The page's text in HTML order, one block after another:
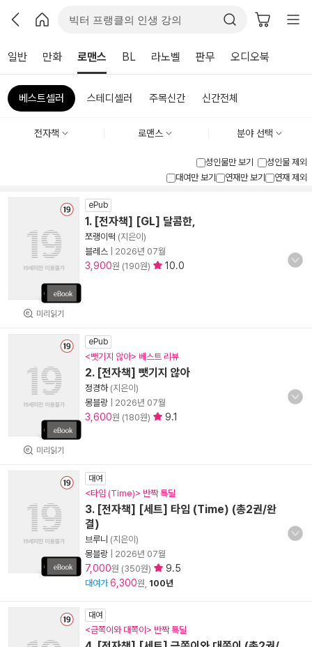
일반 만화 로맨스 BL 라노벨 판무 오디오북
베스트셀러 스테디셀러 주목신간 신간전체
전자책 로맨스 분야 선택
성인물만 보기
성인물 제외
대여만 보기
연재만 보기 연재 제외
미리읽기
ePub
1. [전자책] [GL] 달콤한,
쪼랭이떡 (지은이)
블레스
2026년 07월
3,900원 (190원) 10.0
미리읽기
ePub
<뺏기지 않아> 베스트 리뷰
2. [전자책] 뺏기지 않아
정경하(지은이)
몽블랑
2026년 07월
3,600원 (180원) 9.1
대여
<타임 (Time)> 반짝 특딜
3. [전자책] [세트] 타임 (Time) (총2권/완
결)
브루니 (지은이)
몽블랑
2026년 07월
7,000원 (350원) 9.5
대여가 6,300원, 100년
대여
<금쪽이와 대쪽이> 반짝 특딜